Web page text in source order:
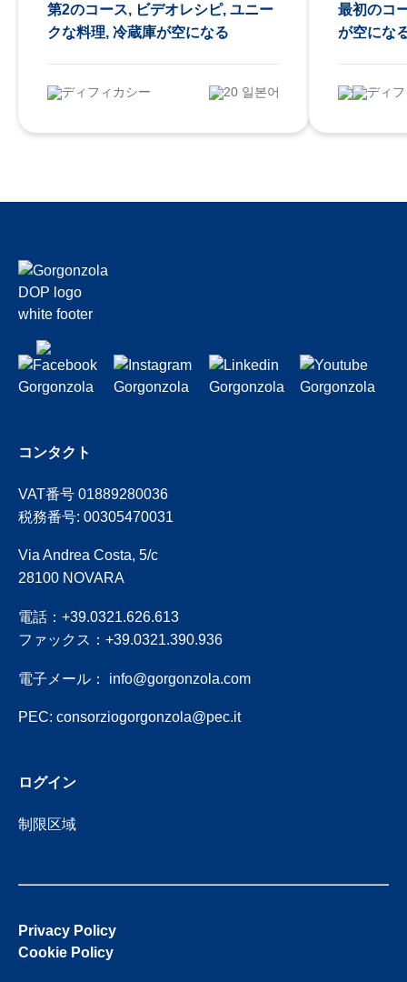
第2のコース, ビデオレシピ, ユニー
クな料理, 冷蔵庫が空になる
ディフィカシー 20 일본어
最初のコ
が空にな
ディ
コンタクト
VAT番号 01889280036
税務番号: 00305470031
Via Andrea Costa, 5/c
28100 NOVARA
電話：+39.0321.626.613
ファックス：+39.0321.390.936
電子メール： info@gorgonzola.com
PEC: consorziogorgonzola@pec.it
ログイン
制限区域
Privacy Policy
Cookie Policy